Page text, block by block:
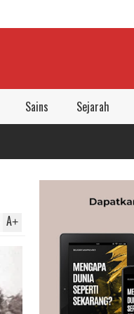
Sains Sejarah
A+